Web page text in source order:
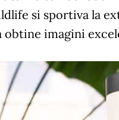
si sportiva la
imagini